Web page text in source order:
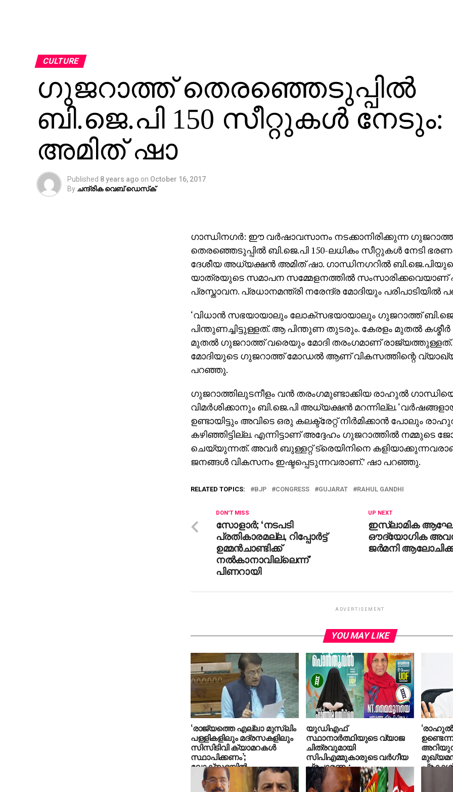
CULTURE
ഗുജറാത്ത് തെരഞ്ഞെടുപ്പില്‍
ബി.ജെ.പി 150 സീറ്റുകള്‍ നേടും:
അമിത് ഷാ
Published 8 years ago on October 16, 2017
By ചന്ദ്രിക വെബ് ഡെസ്‌ക്‌
ഗാന്ധിനഗര്‍: ഈ വര്‍ഷാവസാനം നടക്കാനിരിക്കുന്ന
തെരഞ്ഞെടുപ്പില്‍ ബി.ജെ.പി 150-ലധികം സീറ്റുകള്‍ നേടി
ദേശീയ അധ്യക്ഷന്‍ അമിത് ഷാ. ഗാന്ധിനഗറില്‍
യാത്രയുടെ സമാപന സമ്മേളനത്തില്‍
പ്രസ്താവന. പ്രധാനമന്ത്രി നരേന്ദ്ര മോദിയും പരിപാടിയില്‍
‘വിധാന്‍ സഭയായാലും ലോക്‌സഭയായാലും ഗുജറാത്ത്
പിന്തുണച്ചിട്ടുള്ളത്. ആ പിന്തുണ തുടരും. കേരളം മുതല്‍
മുതല്‍ ഗുജറാത്ത് വരെയും മോദി തരംഗമാണ് രാജ്യത്തുള്ളത്.
മോദിയുടെ ഗുജറാത്ത് മോഡല്‍ ആണ് വികസത്തിന്റെ
പറഞ്ഞു.
ഗുജറാത്തിലുടനീളം വന്‍ തരംഗമുണ്ടാക്കിയ രാഹുല്‍
വിമര്‍ശിക്കാനും ബി.ജെ.പി അധ്യക്ഷന്‍ മറന്നില്ല.
ഉണ്ടായിട്ടും അവിടെ ഒരു കലക്ട്രേറ്റ് നിര്‍മിക്കാന്‍ പോലും
കഴിഞ്ഞിട്ടില്ല. എന്നിട്ടാണ് അദ്ദേഹം ഗുജറാത്തില്‍ നമ്മുടെ
ചെയ്യുന്നത്. അവര്‍ ബുള്ളറ്റ് ട്രെയിനിനെ
ജനങ്ങള്‍ വികസനം ഇഷ്ടപ്പെടുന്നവരാണ്.’ ഷാ പറഞ്ഞു.
RELATED TOPICS: BJP CONGRESS GUJARAT RAHUL GANDHI
UP NEXT
ഇസ്‌ലാമിക
ഔദ്യോഗിക
ജര്‍മനി
DON'T MISS
സോളാര്‍; ‘നടപടി
പ്രതികാരമല്ല, റിപ്പോര്‍ട്ട്
ഉമ്മന്‍ചാണ്ടിക്ക്
നല്‍കാനാവില്ലെന്ന്’
പിണറായി
ADVERTISEMENT
YOU MAY LIKE
‘രാജ്യത്തെ എല്ലാ മുസ്‌ലിം
പള്ളികളിലും മദ്രസകളിലും
സിസിടിവി ക്യാമറകള്‍
സ്ഥാപിക്കണം’;
ലോക്‌സഭയില്‍
ആവശ്യവുമായി ബി.ജെ.പി
എം.പി
യുഡിഎഫ്
സ്ഥാനാര്‍ത്ഥിയുടെ വ്യാജ
ചിത്രവുമായി
സിപിഎമ്മുകാരുടെ വര്‍ഗീയ
പ്രചാരണം;
കുറ്റക്കാര്‍ക്കെതിരെ നിയമ
നടപടി
പ്രകാശ്